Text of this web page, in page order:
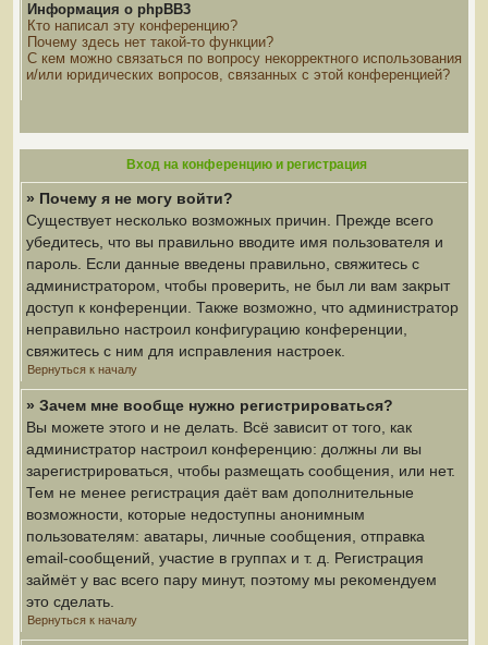
Информация о phpBB3
Кто написал эту конференцию?
Почему здесь нет такой-то функции?
С кем можно связаться по вопросу некорректного использования
и/или юридических вопросов, связанных с этой конференцией?
Вход на конференцию и регистрация
» Почему я не могу войти?
Существует несколько возможных причин. Прежде всего
убедитесь, что вы правильно вводите имя пользователя и
пароль. Если данные введены правильно, свяжитесь с
администратором, чтобы проверить, не был ли вам закрыт
доступ к конференции. Также возможно, что администратор
неправильно настроил конфигурацию конференции,
свяжитесь с ним для исправления настроек.
Вернуться к началу
» Зачем мне вообще нужно регистрироваться?
Вы можете этого и не делать. Всё зависит от того, как
администратор настроил конференцию: должны ли вы
зарегистрироваться, чтобы размещать сообщения, или нет.
Тем не менее регистрация даёт вам дополнительные
возможности, которые недоступны анонимным
пользователям: аватары, личные сообщения, отправка
email-сообщений, участие в группах и т. д. Регистрация
займёт у вас всего пару минут, поэтому мы рекомендуем
это сделать.
Вернуться к началу